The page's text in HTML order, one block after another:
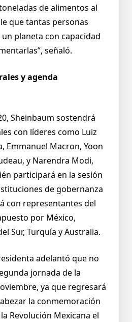
de alimentos al
que tantas personas
planeta con capacidad
señaló.
y agenda
Sheinbaum sostendrá
con líderes como Luiz
Emmanuel Macron, Yoon
y Narendra Modi,
participará en la sesión
de gobernanza
con representantes del
por México,
Sur, Turquía y Australia.
adelantó que no
jornada de la
ya que regresará
la conmemoración
Revolución Mexicana el